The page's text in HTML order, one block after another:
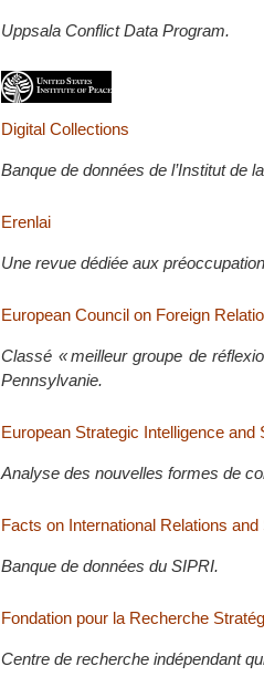
Uppsala Conflict Data Program.
Digital Collections
Banque de données de l’Institut de
Erenlai
Une revue dédiée aux
European Council on Foreign
Classé « meilleur groupe de
Pennsylvanie.
European Strategic Intelligence
Analyse des nouvelles formes de
Facts on International Relations
Banque de données du SIPRI.
Fondation pour la Recherche
Centre de recherche indépendant